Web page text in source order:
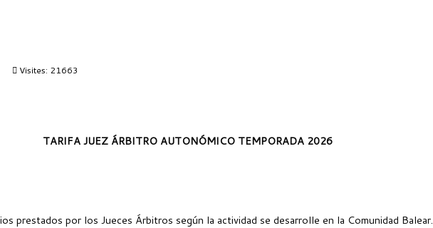
Visites: 21663
TARIFA JUEZ ÁRBITRO AUTONÓMICO TEMPORADA 2026
prestados por los Jueces Árbitros según la actividad se desarrolle en la Comunidad Balear.